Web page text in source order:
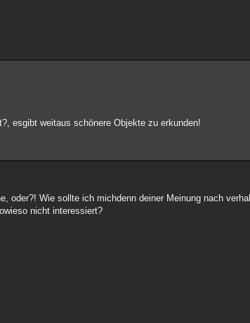
esgibt weitaus schönere Objekte zu erkunden!
oder?! Wie sollte ich michdenn deiner Meinung nach
nicht interessiert?